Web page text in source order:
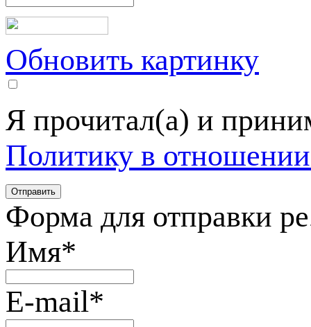
Обновить картинку
Я прочитал(а) и
Политику в
Форма для отправки
Имя*
E-mail*